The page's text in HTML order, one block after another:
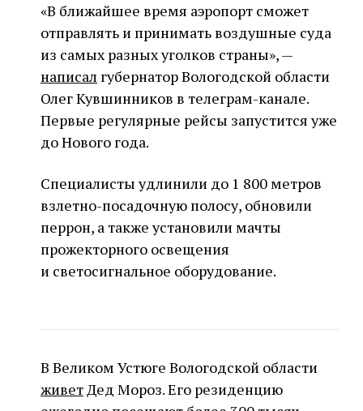
«В ближайшее время аэропорт сможет
отправлять и принимать воздушные суда
из самых разных уголков страны», —
написал губернатор Вологодской области
Олег Кувшинников в телеграм-канале.
Первые регулярные рейсы запустится уже
до Нового года.
Специалисты удлинили до 1 800 метров
взлетно-посадочную полосу, обновили
перрон, а также установили мачты
прожекторного освещения
и светосигнальное оборудование.
В Великом Устюге Вологодской области
живетДед Мороз. Его резиденцию